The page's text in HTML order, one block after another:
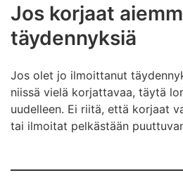
Jos korjaat
täydennyksiä
Jos olet jo ilmoittanut
niissä vielä korjattavaa, täytä
uudelleen. Ei riitä, että korjaat
tai ilmoitat pelkästään